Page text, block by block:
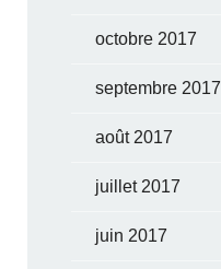
octobre 2017
septembre 2017
août 2017
juillet 2017
juin 2017